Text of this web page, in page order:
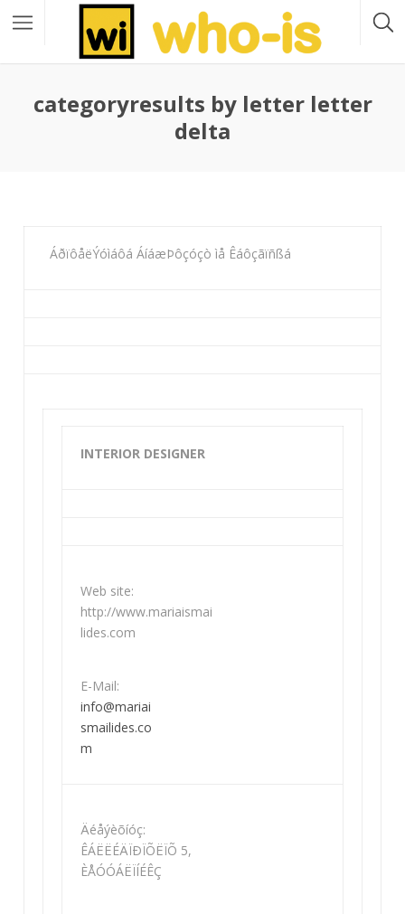
categoryresults by letter letter
delta
ÁðïôåëÝóìáôá ÁíáæÞôçóçò ìå Êáôçãïñßá
INTERIOR DESIGNER
Web site:
http://www.mariaismai
lides.com
E-Mail:
info@mariai
smailides.co
m
Äéåýèõíóç:
ÊÁËËÉÄÏÐÏÕËÏÕ 5,
ÈÅÓÓÁËÏÍÉÊÇ